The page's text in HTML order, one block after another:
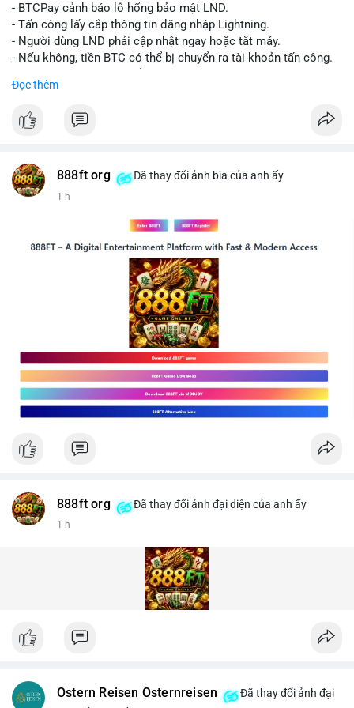
chuyển tiếp theo.
Lời khuyên:
Nhà đầu tư nhỏ lẻ nên theo dõi sát các giao dịch tiếp theo từ
cùng địa chỉ ví nguồn để xác định xu hướng rõ ràng hơn. Tránh
hành động vội vàng dựa trên một giao dịch đơn lẻ, hãy kết hợp
định hợp lý.
#mucgia64963
- BTCPay cảnh báo lỗ hổng bảo mật LND.
- Tấn công lấy cắp thông tin đăng nhập Lightning.
- Người dùng LND phải cập nhật ngay hoặc tắt máy.
- Nếu không, tiền BTC có thể bị chuyển ra tài khoản tấn công.
#vlikevn #titanbot
Đọc thêm
888ft org Đã thay đổi ảnh bìa của anh ấy
1 h
888ft org Đã thay đổi ảnh đại diện của anh ấy
1 h
Ostern Reisen Osternreisen
Đã thay đổi ảnh đại